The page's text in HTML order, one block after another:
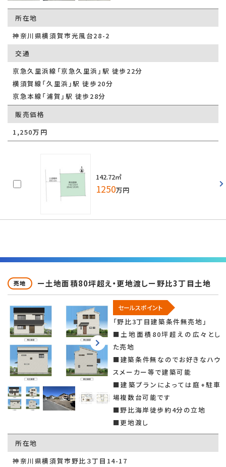
所在地
神奈川県横須賀市光風台28-2
交通
京急久里浜線「京急久里浜」駅 徒歩22分
横須賀線「久里浜」駅 徒歩20分
京急本線「浦賀」駅 徒歩28分
販売価格
1,250万円
142.72㎡
1250万円
売地 ー土地面積80坪超え・更地渡しー野比3丁目土地
セールスポイント
「野比3丁目建築条件無売地」
■土地面積80坪超えの広々とし
た売地
■建築条件無なのでお好きなハウ
スメーカー等で建築可能
■建築プランによっては庭+駐車
場複数台可能です
■野比海岸徒歩約4分の立地
■更地渡し
所在地
神奈川県横須賀市野比３丁目14-17